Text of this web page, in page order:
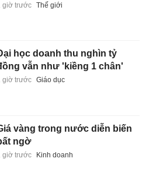
giờ trước Thế giới
học doanh thu nghìn tỷ
vẫn như 'kiềng 1 chân'
giờ trước Giáo dục
vàng trong nước diễn biến
ngờ
giờ trước Kinh doanh